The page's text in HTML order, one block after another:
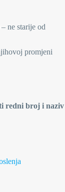
ne starije od
promjeni
redni broj i naziv